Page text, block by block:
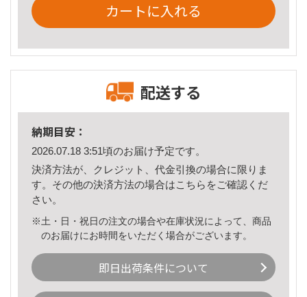
カートに入れる
配送する
納期目安：
2026.07.18 3:51頃のお届け予定です。
決済方法が、クレジット、代金引換の場合に限りま
す。その他の決済方法の場合はこちら をご確認くだ
さい。
※土・日・祝日の注文の場合や在庫状況によって、商品
のお届けにお時間をいただく場合がございます。
即日出荷条件について